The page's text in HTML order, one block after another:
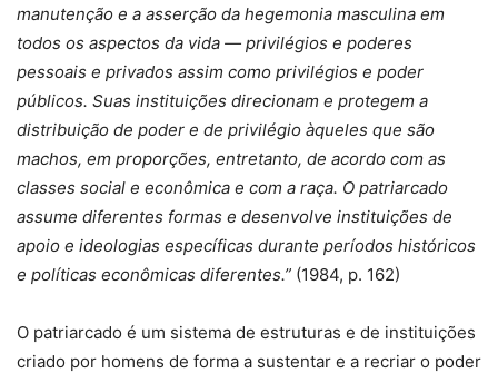
manutenção e a asserção da hegemonia masculina em
todos os aspectos da vida — privilégios e poderes
pessoais e privados assim como privilégios e poder
públicos. Suas instituições direcionam e protegem a
distribuição de poder e de privilégio àqueles que são
machos, em proporções, entretanto, de acordo com as
classes social e econômica e com a raça. O patriarcado
assume diferentes formas e desenvolve instituições de
apoio e ideologias específicas durante períodos históricos
e políticas econômicas diferentes.” (1984, p. 162)
O patriarcado é um sistema de estruturas e de instituições
criado por homens de forma a sustentar e a recriar o poder